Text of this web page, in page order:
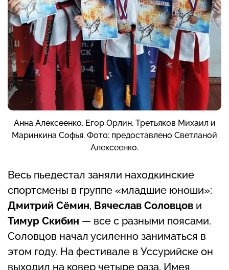
Анна Алексеенко, Егор Орлин, Третьяков Михаил и
Маринкина Софья. Фото: предоставлено Светланой
Алексеенко.
Весь пьедестал заняли находкинские
спортсмены в группе «младшие юноши»:
Дмитрий Сёмин, Вячеслав Соловцов и
Тимур Скибин — все с разными поясами.
Соловцов начал усиленно заниматься в
этом году. На фестивале в Уссурийске он
выходил на ковер четыре раза. Имея